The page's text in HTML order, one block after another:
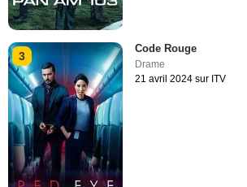
3
Code Rouge
Drame
21 avril 2024 sur ITV